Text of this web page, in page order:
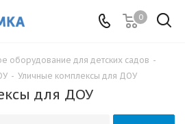
0
оборудование для детских садов -
- Уличные комплексы для ДОУ
для ДОУ